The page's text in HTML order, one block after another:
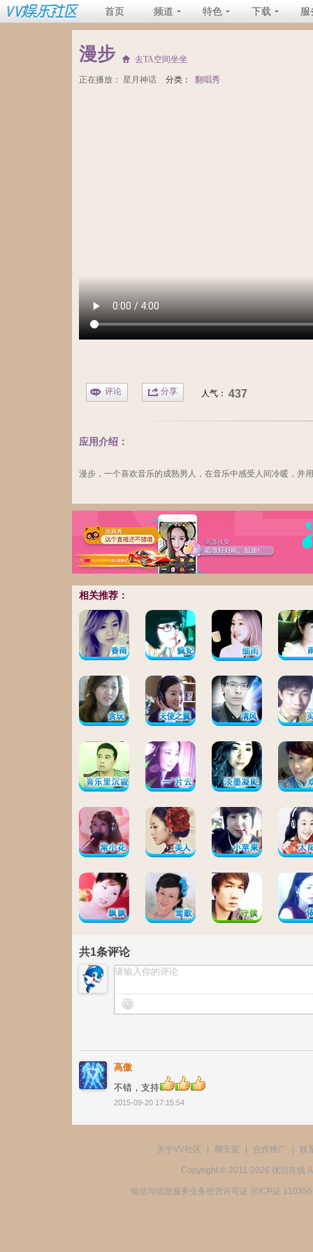
首页 频道 特色 下载 服
漫步 去TA空间坐坐
正在播放： 星月神话 分类： 翻唱秀
评论 分享 人气： 437
应用介绍：
漫步，一个喜欢音乐的成熟男人，在音乐中感受人间冷暖，并
相关推荐：
共1条评论
高傲
不错，支持
2015-09-20 17:15:54
关于VV社区 聊天室 合作推广 联
Copyright © 2011-2026 优贝在线
电信与信息服务业务经营许可证 京ICP证